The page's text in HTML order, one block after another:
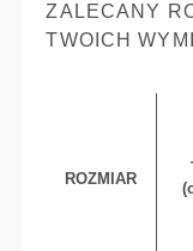
ZALECANY
TWOICH
ROZMIAR